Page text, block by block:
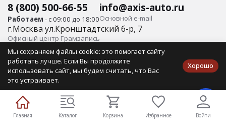
Главная Каталог Корзина Избранное Войти
8 (800) 500-66-55
Работаем - с 09:00 до 18:00
info@axis-auto.ru
Основной е-mail
г.Москва ул.Кронштадтский б-р, 7
Офисный центр Грамзапись
© Axis-Auto Все права защищены.
ИП Айбабин О.В. ИНН 410105662016 Юр/адрес: 683031, г.
Петропавловск-Камчатский, ул. Ломоносова, д.4, кв. 33
Публичная офертаПолитика конфиденциальности
Мы сохраняем файлы cookie: это помогает сайту
работать лучше. Если Вы продолжите
использовать сайт, мы будем считать, что Вас
это устраивает.
Хорошо